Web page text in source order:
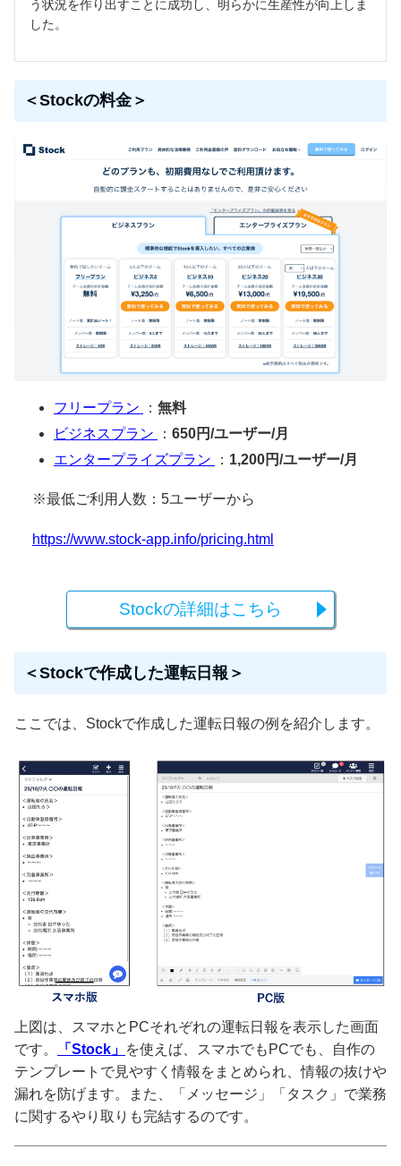
う状況を作り出すことに成功し、明らかに生産性が向上しま
した。
＜Stockの料金＞
フリープラン ： 無料
ビジネスプラン
： 650円/ユーザー/月
エンタープライズプラン
： 1,200円/ユーザー/月
※最低ご利用人数：5ユーザーから
https://www.stock-app.info/pricing.html
Stockの詳細はこちら
＜Stockで作成した運転日報＞
ここでは、Stockで作成した運転日報の例を紹介します。
上図は、スマホとPCそれぞれの運転日報を表示した画面
です。
「Stock」 を使えば、スマホでもPCでも、自作の
テンプレートで見やすく情報をまとめられ、情報の抜けや
漏れを防げます。また、「メッセージ」「タスク」で業務
に関するやり取りも完結するのです。